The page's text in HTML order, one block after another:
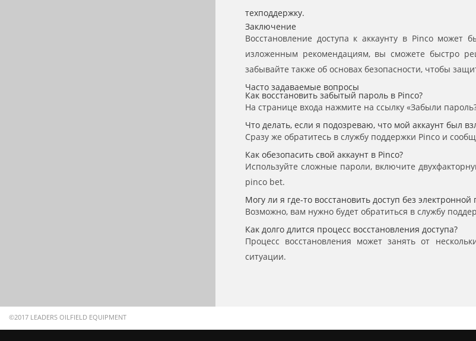
техподдержку.
Заключение
Восстановление доступа к аккаунту в Pinco может
изложенным рекомендациям, вы сможете быстро
забывайте также об основах безопасности, чтобы
Часто задаваемые вопросы
Как восстановить забытый пароль в Pinco?
На странице входа нажмите на ссылку «Забыли
Что делать, если я подозреваю, что мой аккаунт был
Сразу же обратитесь в службу поддержки Pinco и
Как обезопасить свой аккаунт в Pinco?
Используйте сложные пароли, включите
pinco bet.
Могу ли я где-то восстановить доступ без электронной
Возможно, вам нужно будет обратиться в службу
Как долго длится процесс восстановления доступа?
Процесс восстановления может занять от
ситуации.
©2017 LEADERS OILFIELD EQUIPMENT